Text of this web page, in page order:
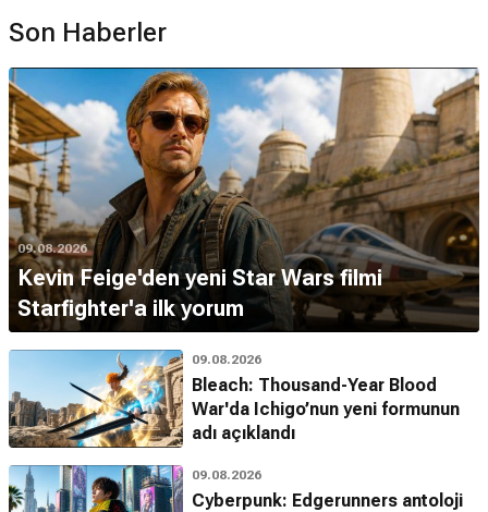
Son Haberler
09.08.2026
Kevin Feige'den yeni Star Wars filmi
Starfighter'a ilk yorum
09.08.2026
Bleach: Thousand-Year Blood
War'da Ichigo’nun yeni formunun
adı açıklandı
09.08.2026
Cyberpunk: Edgerunners antoloji